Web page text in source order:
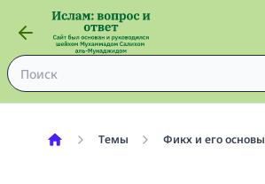
Темы Фикх и его основы